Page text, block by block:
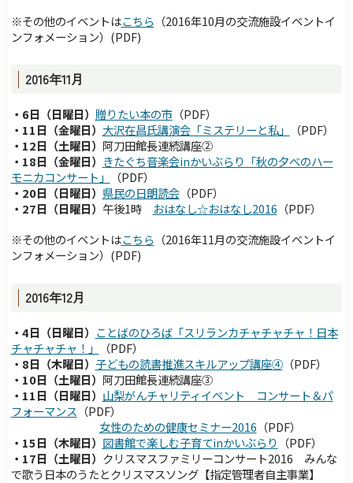
※その他のイベントはこちら （2016年10月の交流施設イベントイ
ンフォメーション） (PDF)
2016年11月
・6日（日曜日） 贈りたい本の市（PDF）
・11日（金曜日） 大沢在昌氏講演会「ミステリーと私」
（PDF）
・12日（土曜日） 阿刀田館長連続講座②
・18日（金曜日） きたぐち音楽会inかいぶらり「秋の夕べのハー
モニカコンサート」
（PDF）
・20日（日曜日） 県民の日朗読会（PDF）
・27日（日曜日） 午後1時 おはなし☆おはなし2016 （PDF）
※その他のイベントはこちら （2016年11月の交流施設イベントイ
ンフォメーション） (PDF)
2016年12月
・4日（日曜日） ことばのひろば「スリランカチャチャチャ！日本
チャチャチャ！」
（PDF）
・8日（木曜日） 子どもの読書推進スキルアップ講座④（PDF）
・10日（土曜日） 阿刀田館長連続講座③
・11日（日曜日） 山梨がんチャリティイベント コンサート＆パ
フォーマンス （PDF）
女性のための健康セミナー2016 （PDF）
・15日（木曜日） 図書館で楽しむ子育てinかいぶらり （PDF）
・17日（土曜日） クリスマスファミリーコンサート2016 みんな
で歌う日本のうたとクリスマスソング【指定管理者自主事業】